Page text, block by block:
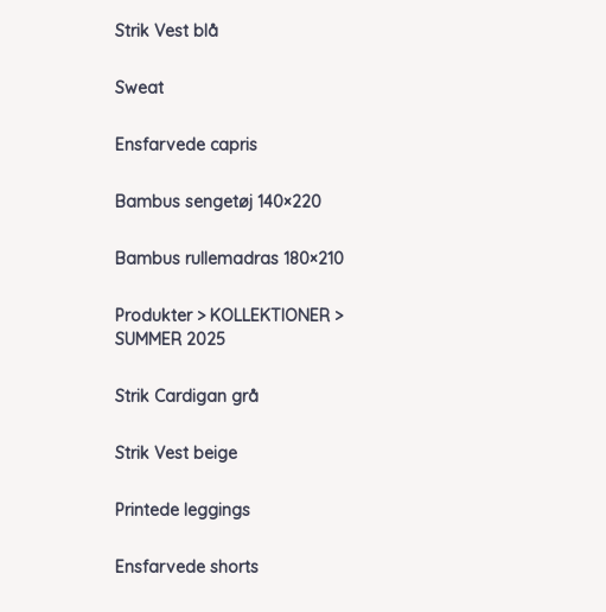
Strik Vest blå
Sweat
Ensfarvede capris
Bambus sengetøj 140×220
Bambus rullemadras 180×210
Produkter > KOLLEKTIONER >
SUMMER 2025
Strik Cardigan grå
Strik Vest beige
Printede leggings
Ensfarvede shorts